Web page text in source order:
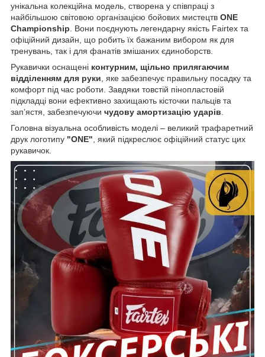
унікальна колекційна модель, створена у співпраці з
найбільшою світовою організацією бойових мистецтв ONE
Championship . Вони поєднують легендарну якість Fairtex та
офіційний дизайн, що робить їх бажаним вибором як для
тренувань, так і для фанатів змішаних єдиноборств.
Рукавички оснащені контурним, щільно прилягаючим
відділенням для руки , яке забезпечує правильну посадку та
комфорт під час роботи. Завдяки товстій пінопластовій
підкладці вони ефективно захищають кісточки пальців та
зап’ястя, забезпечуючи чудову амортизацію ударів
Головна візуальна особливість моделі – великий трафаретний
друк логотипу "ONE" , який підкреслює офіційний статус цих
рукавичок.